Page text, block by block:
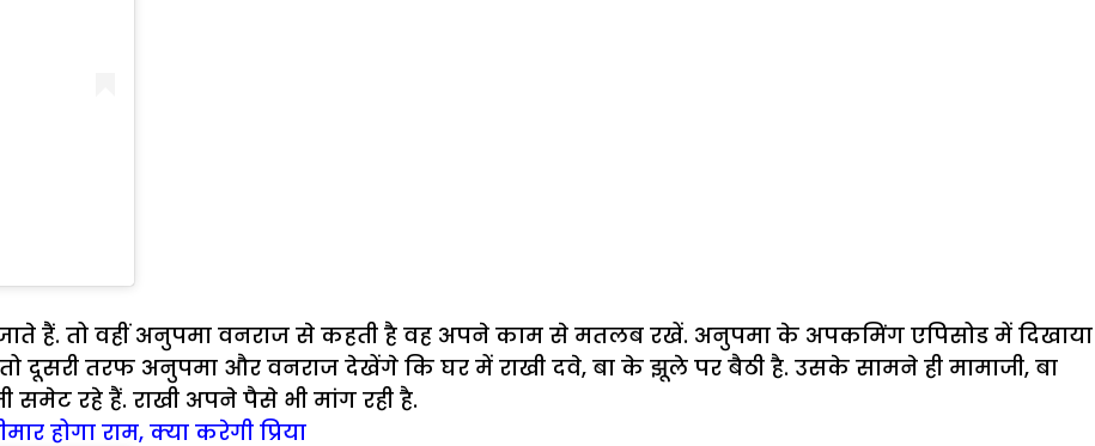
हैं. तो वहीं अनुपमा वनराज से कहती है वह अपने काम से मतलब रखें. अनुपमा के अपकमिंग एपिसोड में दिखाया
दूसरी तरफ अनुपमा और वनराज देखेंगे कि घर में राखी दवे, बा के झूले पर बैठी है. उसके सामने ही मामाजी, बा
रहे हैं. राखी अपने पैसे भी मांग रही है.
होगा राम, क्या करेगी प्रिया